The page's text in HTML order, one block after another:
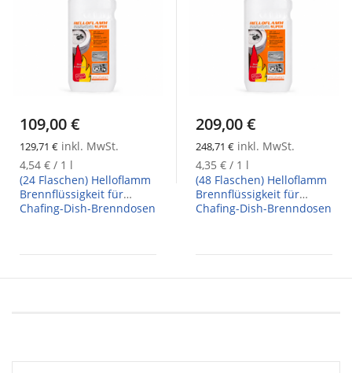
109,00 €
129,71 € inkl. MwSt.
4,54 € / 1 l
(24 Flaschen) Helloflamm
Brennflüssigkeit für
Chafing-Dish-Brenndosen
209,00 €
248,71 € inkl. MwSt.
4,35 € / 1 l
(48 Flaschen) Helloflamm
Brennflüssigkeit für
Chafing-Dish-Brenndosen